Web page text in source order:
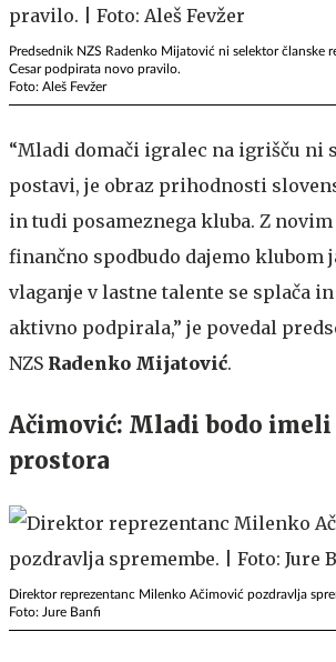
Predsednik NZS Radenko Mijatović ni selektor članske
Cesar podpirata novo pravilo.
Foto: Aleš Fevžer
“Mladi domači igralec na igrišču ni
postavi, je obraz prihodnosti
in tudi posameznega kluba. Z
finančno spodbudo dajemo klubom
vlaganje v lastne talente se splača in
aktivno podpirala,” je povedal
NZS Radenko Mijatović.
Ačimović: Mladi bodo imeli
prostora
Direktor reprezentanc Milenko Ačimović pozdravlja
Foto: Jure Banfi